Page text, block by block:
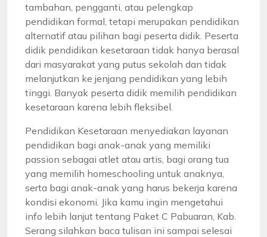
tambahan, pengganti, atau pelengkap
pendidikan formal, tetapi merupakan pendidikan
alternatif atau pilihan bagi peserta didik. Peserta
didik pendidikan kesetaraan tidak hanya berasal
dari masyarakat yang putus sekolah dan tidak
melanjutkan ke jenjang pendidikan yang lebih
tinggi. Banyak peserta didik memilih pendidikan
kesetaraan karena lebih fleksibel.
Pendidikan Kesetaraan menyediakan layanan
pendidikan bagi anak-anak yang memiliki
passion sebagai atlet atau artis, bagi orang tua
yang memilih homeschooling untuk anaknya,
serta bagi anak-anak yang harus bekerja karena
kondisi ekonomi. Jika kamu ingin mengetahui
info lebih lanjut tentang Paket C Pabuaran, Kab.
Serang silahkan baca tulisan ini sampai selesai